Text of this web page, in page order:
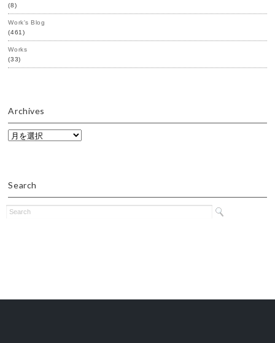
(8)
Work's Blog
(461)
Works
(33)
Archives
Archives
Search